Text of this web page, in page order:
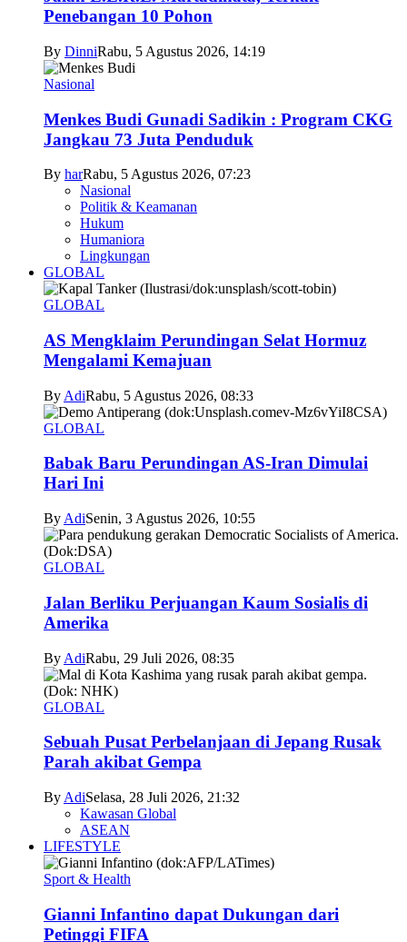
Penebangan 10 Pohon
By DinniRabu, 5 Agustus 2026, 14:19
Nasional
Menkes Budi Gunadi Sadikin : Program CKG
Jangkau 73 Juta Penduduk
By harRabu, 5 Agustus 2026, 07:23
Nasional
Politik & Keamanan
Hukum
Humaniora
Lingkungan
GLOBAL
GLOBAL
AS Mengklaim Perundingan Selat Hormuz
Mengalami Kemajuan
By AdiRabu, 5 Agustus 2026, 08:33
GLOBAL
Babak Baru Perundingan AS-Iran Dimulai
Hari Ini
By AdiSenin, 3 Agustus 2026, 10:55
GLOBAL
Jalan Berliku Perjuangan Kaum Sosialis di
Amerika
By AdiRabu, 29 Juli 2026, 08:35
GLOBAL
Sebuah Pusat Perbelanjaan di Jepang Rusak
Parah akibat Gempa
By AdiSelasa, 28 Juli 2026, 21:32
Kawasan Global
ASEAN
LIFESTYLE
Sport & Health
Gianni Infantino dapat Dukungan dari
Petinggi FIFA